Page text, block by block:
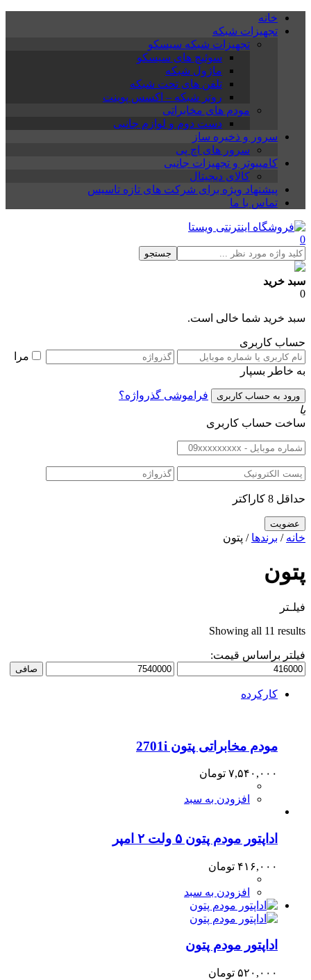
خانه
تجهیزات شبکه
تجهیزات شبکه سیسکو
سوئیچ های سیسکو
ماژول شبکه
تلفن های تحت شبکه
روتر شبکه – اکسس پوینت
مودم های مخابراتی
دست دوم و لوازم جانبی
سرور و ذخیره ساز
سرور های اچ پی
کامپیوتر و تجهیزات جانبی
کالای دیجیتال
پیشنهاد ویژه برای شرکت های تازه تاسیس
تماس با ما
0
جستجو
سبد خرید
0
سبد خرید شما خالی است.
حساب کاربری
مرا
به خاطر بسپار
فراموشی گذرواژه؟
یا
ساخت حساب کاربری
حداقل 8 کاراکتر
خانه / برندها / پتون
پتون
فیلـتر
Showing all 11 results
فیلتر براساس قیمت:
حداقل
حداكثر
صافی
کارکرده
مودم مخابراتی پتون 2701i
۷,۵۴۰,۰۰۰ تومان
افزودن به سبد
اداپتور مودم پتون ۵ ولت ۲ امپر
۴۱۶,۰۰۰ تومان
افزودن به سبد
اداپتور مودم پتون
۵۲۰,۰۰۰ تومان